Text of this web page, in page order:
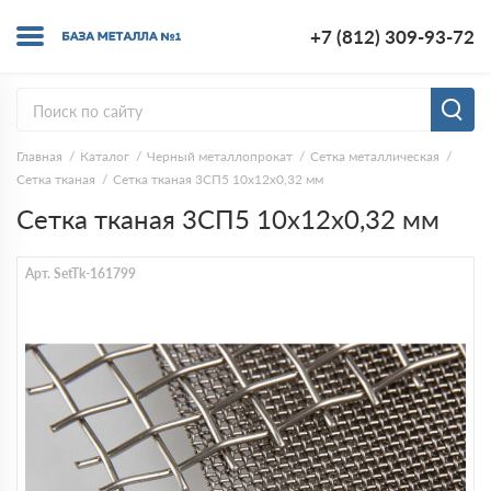
+7 (812) 309-93-72
Главная Каталог Черный металлопрокат
Сетка металлическая
Сетка тканая
Сетка тканая 3СП5 10х12х0,32 мм
Сетка тканая 3СП5 10х12х0,32 мм
Арт. SetTk-161799